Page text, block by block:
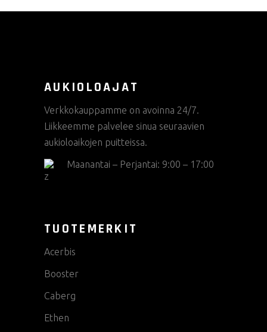
AUKIOLOAJAT
Verkkokauppamme on avoinna 24/7.
Liikkeemme palvelee sinua seuraavien
aukioloaikojen puitteissa.
Maanantai – Perjantai: 9:00 – 17:00
TUOTEMERKIT
Acerbis
Booster
Caberg
Ethen